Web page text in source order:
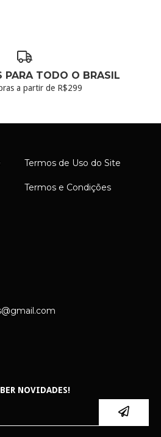
PARA TODO O BRASIL
a partir de R$299
Termos de Uso do Site
Termos e Condições
NOVIDADES!